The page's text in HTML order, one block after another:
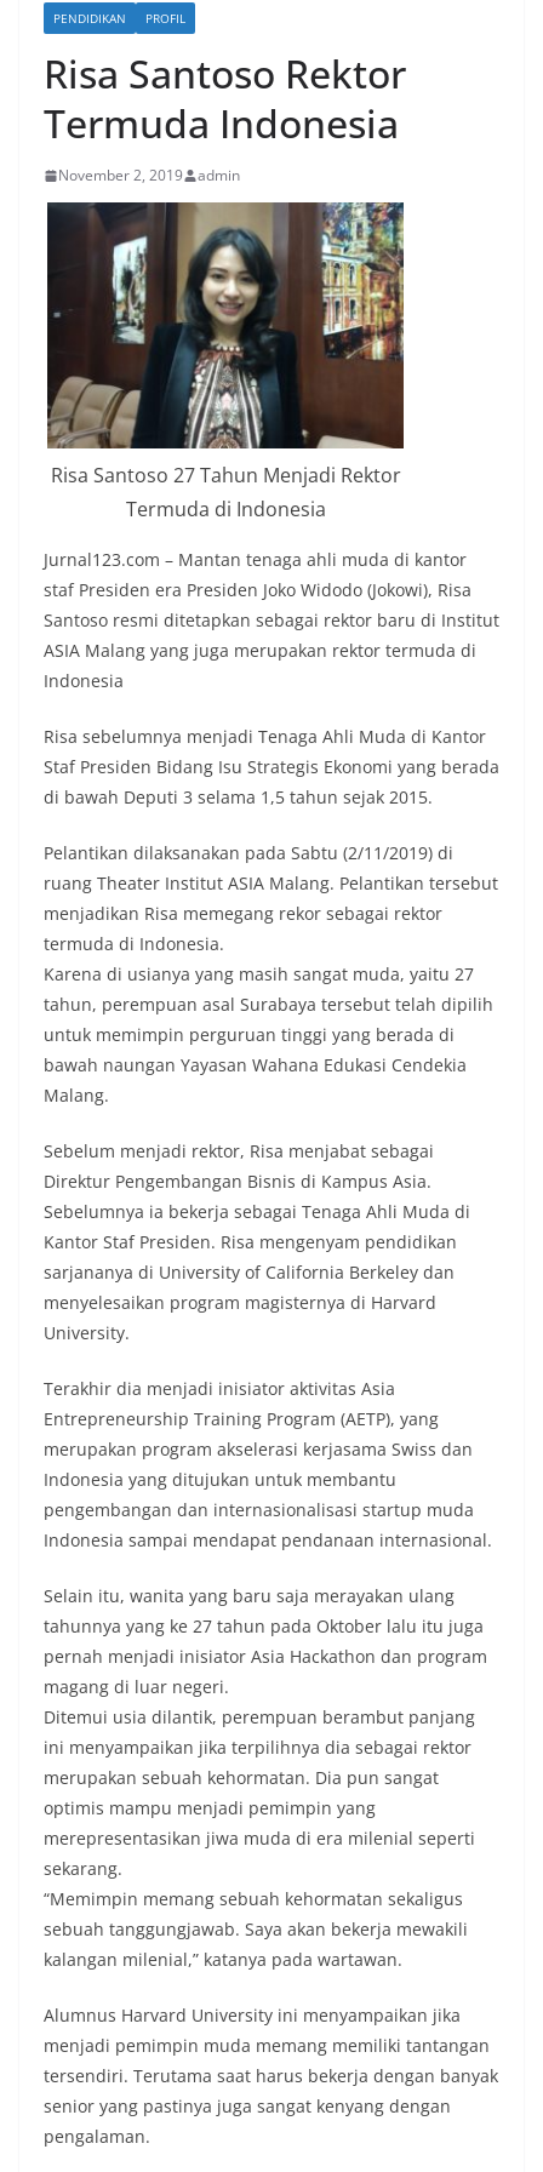
PENDIDIKAN PROFIL
Risa Santoso Rektor
Termuda Indonesia
November 2, 2019 admin
Risa Santoso 27 Tahun Menjadi Rektor
Termuda di Indonesia
Jurnal123.com – Mantan tenaga ahli muda di kantor
staf Presiden era Presiden Joko Widodo (Jokowi), Risa
Santoso resmi ditetapkan sebagai rektor baru di Institut
ASIA Malang yang juga merupakan rektor termuda di
Indonesia
Risa sebelumnya menjadi Tenaga Ahli Muda di Kantor
Staf Presiden Bidang Isu Strategis Ekonomi yang berada
di bawah Deputi 3 selama 1,5 tahun sejak 2015.
Pelantikan dilaksanakan pada Sabtu (2/11/2019) di
ruang Theater Institut ASIA Malang. Pelantikan tersebut
menjadikan Risa memegang rekor sebagai rektor
termuda di Indonesia.
Karena di usianya yang masih sangat muda, yaitu 27
tahun, perempuan asal Surabaya tersebut telah dipilih
untuk memimpin perguruan tinggi yang berada di
bawah naungan Yayasan Wahana Edukasi Cendekia
Malang.
Sebelum menjadi rektor, Risa menjabat sebagai
Direktur Pengembangan Bisnis di Kampus Asia.
Sebelumnya ia bekerja sebagai Tenaga Ahli Muda di
Kantor Staf Presiden. Risa mengenyam pendidikan
sarjananya di University of California Berkeley dan
menyelesaikan program magisternya di Harvard
University.
Terakhir dia menjadi inisiator aktivitas Asia
Entrepreneurship Training Program (AETP), yang
merupakan program akselerasi kerjasama Swiss dan
Indonesia yang ditujukan untuk membantu
pengembangan dan internasionalisasi startup muda
Indonesia sampai mendapat pendanaan internasional.
Selain itu, wanita yang baru saja merayakan ulang
tahunnya yang ke 27 tahun pada Oktober lalu itu juga
pernah menjadi inisiator Asia Hackathon dan program
magang di luar negeri.
Ditemui usia dilantik, perempuan berambut panjang
ini menyampaikan jika terpilihnya dia sebagai rektor
merupakan sebuah kehormatan. Dia pun sangat
optimis mampu menjadi pemimpin yang
merepresentasikan jiwa muda di era milenial seperti
sekarang.
“Memimpin memang sebuah kehormatan sekaligus
sebuah tanggungjawab. Saya akan bekerja mewakili
kalangan milenial,” katanya pada wartawan.
Alumnus Harvard University ini menyampaikan jika
menjadi pemimpin muda memang memiliki tantangan
tersendiri. Terutama saat harus bekerja dengan banyak
senior yang pastinya juga sangat kenyang dengan
pengalaman.